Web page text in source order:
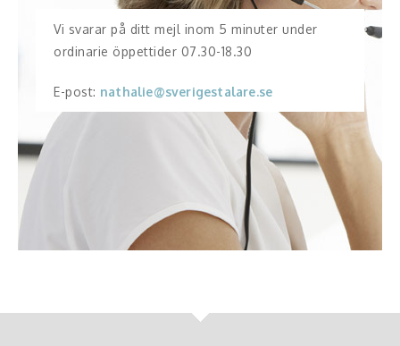
Vi svarar på ditt mejl inom 5 minuter under
ordinarie öppettider 07.30-18.30
E-post: nathalie@sverigestalare.se